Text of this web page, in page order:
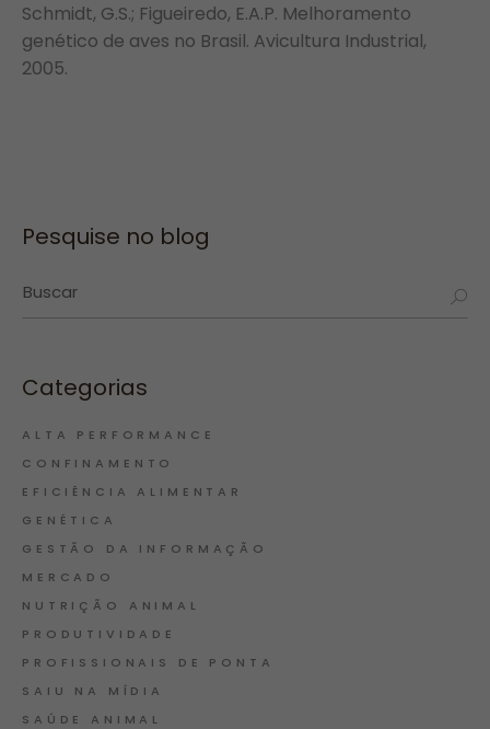
Schmidt, G.S.; Figueiredo, E.A.P. Melhoramento
genético de aves no Brasil. Avicultura Industrial,
2005.
Pesquise no blog
Categorias
ALTA PERFORMANCE
CONFINAMENTO
EFICIÊNCIA ALIMENTAR
GENÉTICA
GESTÃO DA INFORMAÇÃO
MERCADO
NUTRIÇÃO ANIMAL
PRODUTIVIDADE
PROFISSIONAIS DE PONTA
SAIU NA MÍDIA
SAÚDE ANIMAL